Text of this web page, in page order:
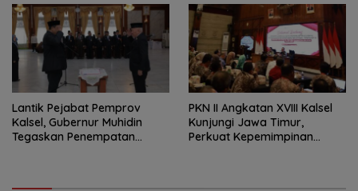
Lantik Pejabat Pemprov
Kalsel, Gubernur Muhidin
Tegaskan Penempatan
PKN II Angkatan XVIII Kalsel
Kunjungi Jawa Timur,
Perkuat Kepemimpinan